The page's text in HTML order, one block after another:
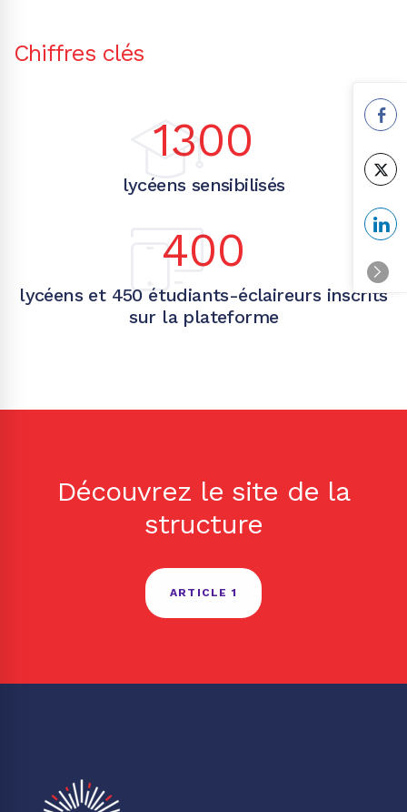
Chiffres clés
1300
lycéens sensibilisés
400
lycéens et 450 étudiants-éclaireurs inscrits
sur la plateforme
Découvrez le site de la
structure
ARTICLE 1